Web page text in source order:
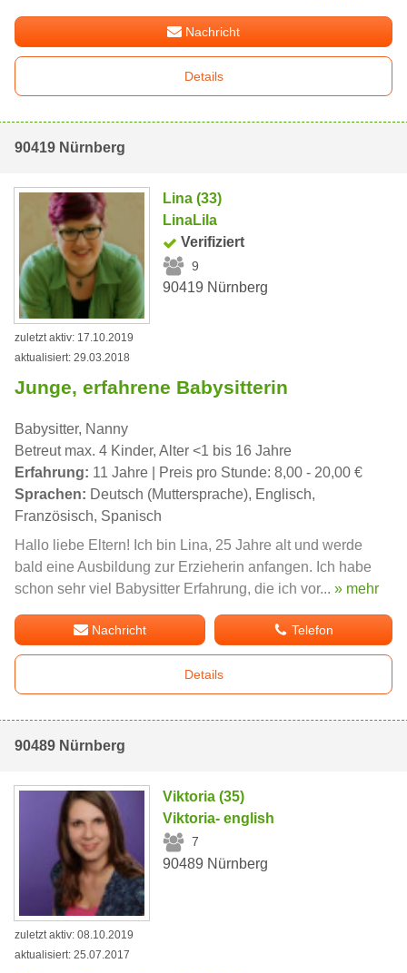
Nachricht
Details
90419 Nürnberg
Lina (33)
LinaLila
Verifiziert
9
90419 Nürnberg
zuletzt aktiv: 17.10.2019
aktualisiert: 29.03.2018
Junge, erfahrene Babysitterin
Babysitter, Nanny
Betreut max. 4 Kinder, Alter <1 bis 16 Jahre
Erfahrung: 11 Jahre | Preis pro Stunde: 8,00 - 20,00 €
Sprachen: Deutsch (Muttersprache), Englisch,
Französisch, Spanisch
Hallo liebe Eltern! Ich bin Lina, 25 Jahre alt und werde
bald eine Ausbildung zur Erzieherin anfangen. Ich habe
schon sehr viel Babysitter Erfahrung, die ich vor... » mehr
Nachricht Telefon
Details
90489 Nürnberg
Viktoria (35)
Viktoria- english
7
90489 Nürnberg
zuletzt aktiv: 08.10.2019
aktualisiert: 25.07.2017